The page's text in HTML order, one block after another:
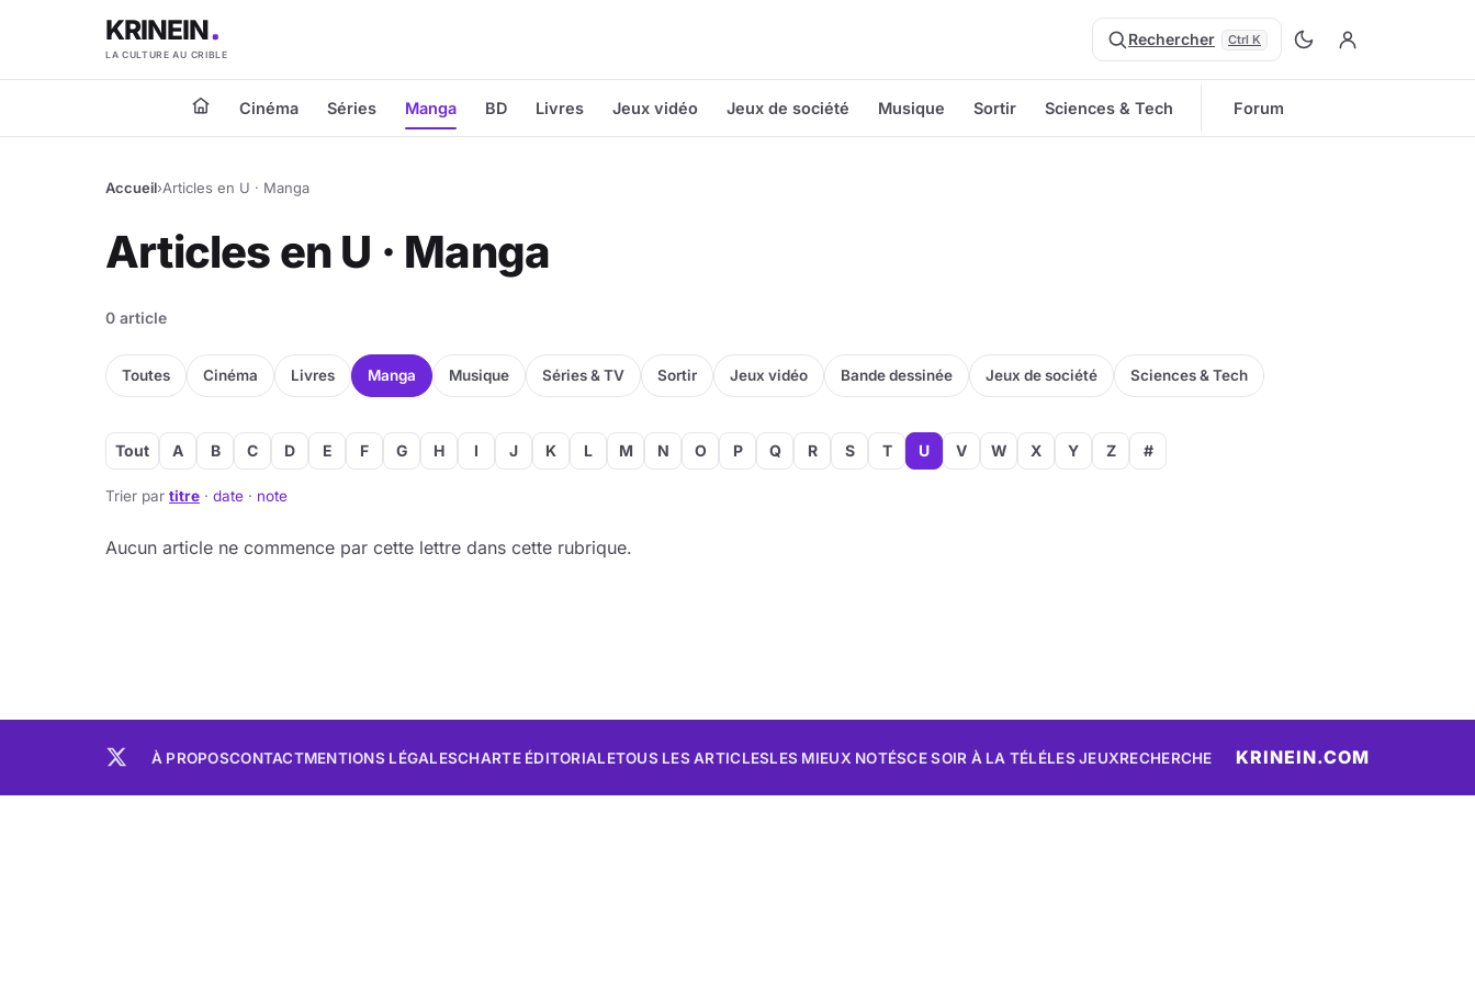
KRINEIN
LA CULTURE AU CRIBLE
Rechercher Ctrl K
Cinéma Séries Manga BD Livres Jeux vidéo Jeux de société Musique Sortir Sciences & Tech Forum
Accueil›Articles en U · Manga
Articles en U · Manga
0 article
Toutes Cinéma Livres Manga Musique Séries & TV Sortir Jeux vidéo Bande dessinée Jeux de société Sciences & Tech
Tout A B C D E F G H I J K L M N O P Q R S T U V W X Y Z #
Trier par titre · date · note
Aucun article ne commence par cette lettre dans cette rubrique.
À PROPOSCONTACTMENTIONS LÉGALESCHARTE ÉDITORIALETOUS LES ARTICLESLES MIEUX NOTÉSCE SOIR À LA TÉLÉLES JEUXRECHERCHE KRINEIN.COM